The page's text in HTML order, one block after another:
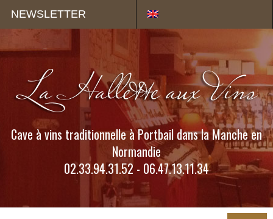
NEWSLETTER
Cave à vins traditionnelle à Portbail dans la Manche en
Normandie
02.33.94.31.52 - 06.47.13.11.34
Panneau de gestion des cookies